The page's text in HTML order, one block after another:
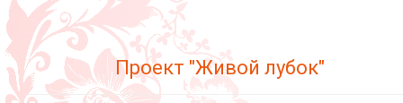
Проект "Живой лубок"